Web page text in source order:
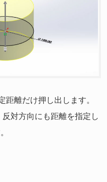
離だけ押し出します。
対方向にも距離を指定し